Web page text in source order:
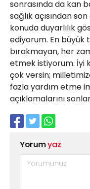
sonrasında da kan
sağlık açısından
konuda duyarlılık
ediyorum. En büyük
bırakmayan, her
etmek istiyorum. İyi
çok versin;
fazla yardım etme
açıklamalarını
Yorumyaz